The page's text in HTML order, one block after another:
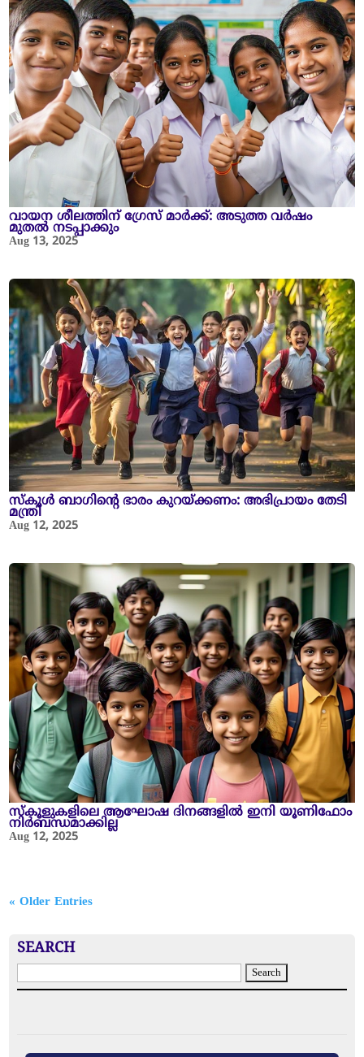
വായന ശീലത്തിന് ഗ്രേസ് മാർക്ക്: അടുത്ത വർഷം
മുതൽ നടപ്പാക്കും
Aug 13, 2025
സ്കൂൾ ബാഗിന്റെ ഭാരം കുറയ്ക്കണം: അഭിപ്രായം തേടി
മന്ത്രി
Aug 12, 2025
സ്‌കൂളുകളിലെ ആഘോഷ ദിനങ്ങളിൽ ഇനി യൂണിഫോം
നിർബന്ധമാക്കില്ല
Aug 12, 2025
« Older Entries
SEARCH
e